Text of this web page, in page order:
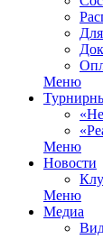
Меню
Меню
Новости
Меню
Медиа